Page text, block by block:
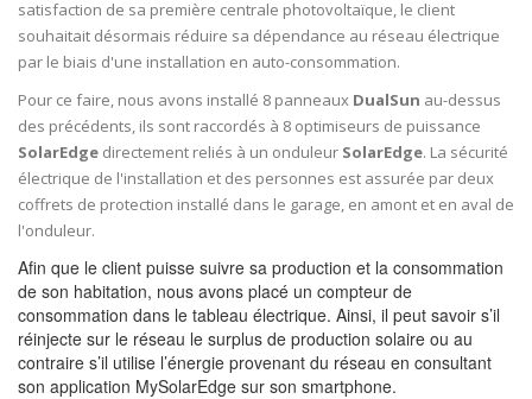
satisfaction de sa première centrale photovoltaïque, le client
souhaitait désormais réduire sa dépendance au réseau électrique
par le biais d'une installation en auto-consommation.
Pour ce faire, nous avons installé 8 panneaux DualSun au-dessus
des précédents, ils sont raccordés à 8 optimiseurs de puissance
SolarEdge directement reliés à un onduleur SolarEdge. La sécurité
électrique de l'installation et des personnes est assurée par deux
coffrets de protection installé dans le garage, en amont et en aval de
l'onduleur.
Afin que le client puisse suivre sa production et la consommation
de son habitation, nous avons placé un compteur de
consommation dans le tableau électrique. Ainsi, il peut savoir s’il
réinjecte sur le réseau le surplus de production solaire ou au
contraire s’il utilise l’énergie provenant du réseau en consultant
son application MySolarEdge sur son smartphone.